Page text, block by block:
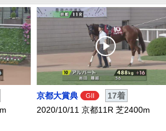
京都大賞典 GII
17着
2020/10/11 京都11R 芝2400m